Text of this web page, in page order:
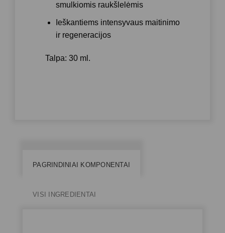
smulkiomis raukšlelėmis
Ieškantiems intensyvaus maitinimo
ir regeneracijos
Talpa: 30 ml.
PAGRINDINIAI KOMPONENTAI
VISI INGREDIENTAI